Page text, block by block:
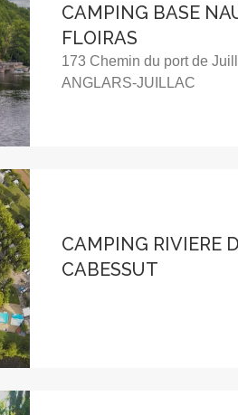
CAMPING BASE
FLOIRAS
173 Chemin du port de
ANGLARS-JUILLAC
CAMPING RIVIERE
CABESSUT